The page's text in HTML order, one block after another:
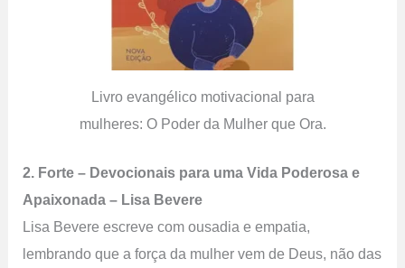
Livro evangélico motivacional para
mulheres: O Poder da Mulher que Ora.
2. Forte – Devocionais para uma Vida Poderosa e
Apaixonada – Lisa Bevere
Lisa Bevere escreve com ousadia e empatia,
lembrando que a força da mulher vem de Deus, não das